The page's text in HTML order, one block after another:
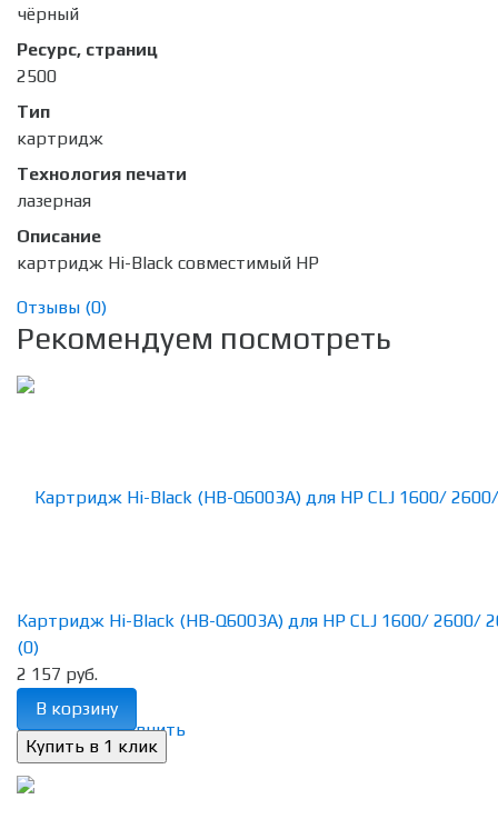
чёрный
Ресурс, страниц
2500
Тип
картридж
Технология печати
лазерная
Описание
картридж Hi-Black совместимый HP
Отзывы (0)
Рекомендуем посмотреть
избранное сравнить
Картридж Hi-Black (HB-Q6003A) для HP CLJ 1600/ 2600/
(0)
2 157 руб.
В корзину